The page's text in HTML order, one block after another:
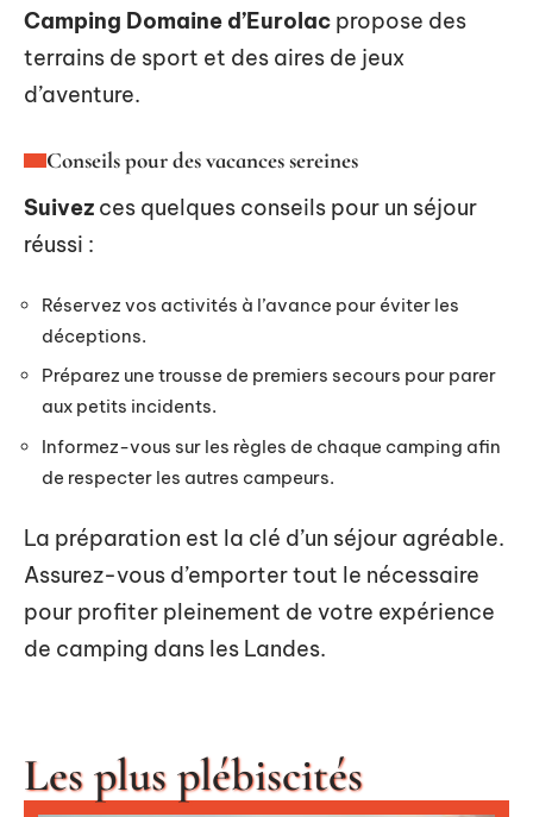
Camping Domaine d’Eurolac propose des
terrains de sport et des aires de jeux
d’aventure.
Conseils pour des vacances sereines
Suivez ces quelques conseils pour un séjour
réussi :
Réservez vos activités à l’avance pour éviter les
déceptions.
Préparez une trousse de premiers secours pour parer
aux petits incidents.
Informez-vous sur les règles de chaque camping afin
de respecter les autres campeurs.
La préparation est la clé d’un séjour agréable.
Assurez-vous d’emporter tout le nécessaire
pour profiter pleinement de votre expérience
de camping dans les Landes.
Les plus plébiscités